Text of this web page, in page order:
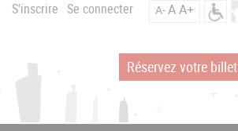
S'inscrire Se connecter A-AA+
Réservez votre billet